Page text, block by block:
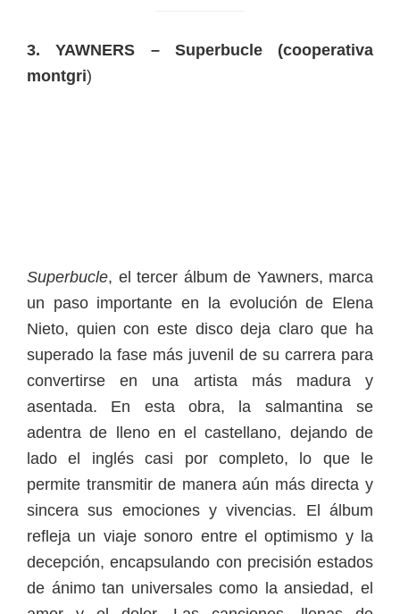
3. YAWNERS – Superbucle (cooperativa
montgri)
Superbucle, el tercer álbum de Yawners, marca
un paso importante en la evolución de Elena
Nieto, quien con este disco deja claro que ha
superado la fase más juvenil de su carrera para
convertirse en una artista más madura y
asentada. En esta obra, la salmantina se
adentra de lleno en el castellano, dejando de
lado el inglés casi por completo, lo que le
permite transmitir de manera aún más directa y
sincera sus emociones y vivencias. El álbum
refleja un viaje sonoro entre el optimismo y la
decepción, encapsulando con precisión estados
de ánimo tan universales como la ansiedad, el